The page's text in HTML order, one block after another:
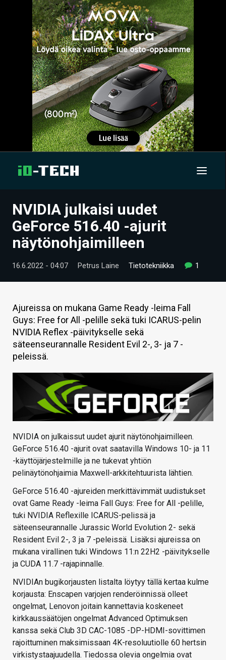
UUTISET
ARTIKKELIT
VIDEOT
TECHBBS
TIETOA
HINTA.FI
KAUPPA
HAKU
NVIDIA julkaisi uudet
GeForce 516.40 -ajurit
näytönohjaimilleen
16.6.2022 - 04:07 Petrus Laine Tietotekniikka 1
Ajureissa on mukana Game Ready -leima Fall
Guys: Free for All -pelille sekä tuki ICARUS-pelin
NVIDIA Reflex -päivitykselle sekä
säteenseurannalle Resident Evil 2-, 3- ja 7 -
peleissä.
NVIDIA on julkaissut uudet ajurit näytönohjaimilleen.
GeForce 516.40 -ajurit ovat saatavilla Windows 10- ja 11
-käyttöjärjestelmille ja ne tukevat yhtiön
pelinäytönohjaimia Maxwell-arkkitehtuurista lähtien.
GeForce 516.40 -ajureiden merkittävimmät uudistukset
ovat Game Ready -leima Fall Guys: Free for All -pelille,
tuki NVIDIA Reflexille ICARUS-pelissä ja
säteenseurannalle Jurassic World Evolution 2- sekä
Resident Evil 2-, 3 ja 7 -peleissä. Lisäksi ajureissa on
mukana virallinen tuki Windows 11:n 22H2 -päivitykselle
ja CUDA 11.7 -rajapinnalle.
NVIDIAn bugikorjausten listalta löytyy tällä kertaa kulme
korjausta: Enscapen varjojen renderöinnissä olleet
ongelmat, Lenovon joitain kannettavia koskeneet
kirkkaussäätöjen ongelmat Advanced Optimuksen
kanssa sekä Club 3D CAC-1085 -DP-HDMI-sovittimen
rajoittuminen maksimissaan 4K-resoluutiolle 60 hertsin
virkistystaajuudella. Tiedossa olevia ongelmia ovat